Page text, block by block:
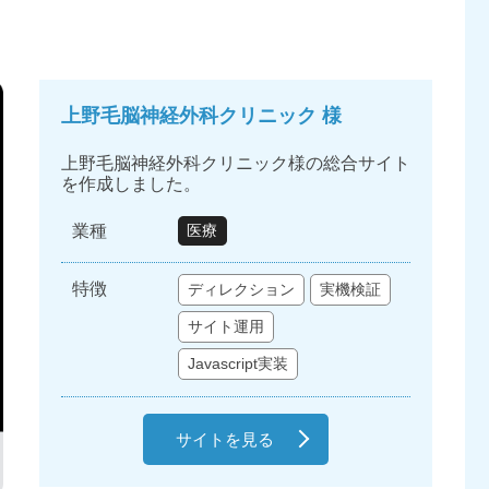
上野毛脳神経外科クリニック 様
上野毛脳神経外科クリニック様の総合サイト
を作成しました。
業種 医療
特徴 ディレクション 実機検証
サイト運用
Javascript実装
サイトを見る